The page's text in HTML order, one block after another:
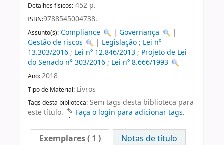
Detalhes físicos: 452 p.
ISBN:9788545004738.
Assunto(s): Compliance |Governança
|
Gestão de riscos
| Legislação; Lei nº
13.303/2016; Lei nº 12.846/2013; Projeto de Lei
do Senado n° 303/2016; Lei nº 8.666/1993
Ano:2018
Tipo de Material: Livros
Tags desta biblioteca: Sem tags desta biblioteca para
este título.
Faça o login para adicionar tags.
Exemplares( 1 )
Notas de título